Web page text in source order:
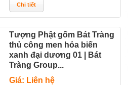
Tượng Phật gốm Bát Tràng
thủ công men hỏa biến
xanh đại dương 01 | Bát
Tràng Group...
Giá: Liên hệ